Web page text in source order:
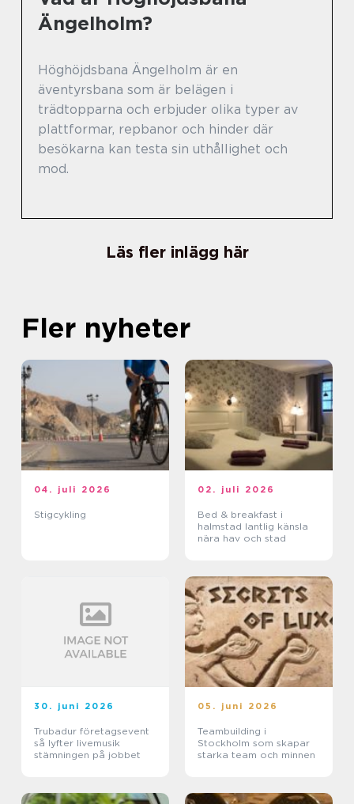
Ängelholm?
Höghöjdsbana Ängelholm är en
äventyrsbana som är belägen i
trädtopparna och erbjuder olika typer av
plattformar, repbanor och hinder där
besökarna kan testa sin uthållighet och
mod.
Läs fler inlägg här
Fler nyheter
04. juli 2026
Stigcykling
02. juli 2026
Bed & breakfast i
halmstad lantlig känsla
nära hav och stad
30. juni 2026
Trubadur företagsevent
så lyfter livemusik
stämningen på jobbet
05. juni 2026
Teambuilding i
Stockholm som skapar
starka team och minnen